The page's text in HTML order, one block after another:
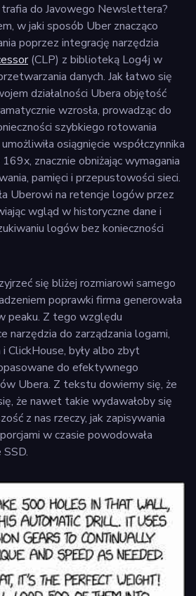
do Javowego Newslettera?
w jaki sposób Uber znacząco
poprzez integrację narzędzia
(CLP) z biblioteką Log4j w
danych. Jak łatwo się
działalności Ubera objętość
wzrosła, prowadząc do
szybkiego rotowania
osiągnięcie współczynnika
znacznie obniżając wymagania
pamięci i przepustowości sieci.
Uberowi na retencje logów przez
wgląd w historyczne dane i
logów bez konieczności
się bliżej rozmiarowi samego
poprawki firma generowała
peaku. Z tego względu
narzędzia do zarządzania logami,
ClickHouse, były albo zbyt
do efektywnego
Ubera. Z tekstu dowiemy się, że
że nawet takie wydawałoby się
z nas rzeczy, jak zapisywania
w czasie powodowała